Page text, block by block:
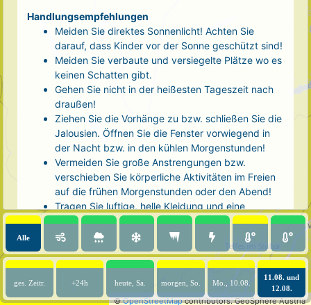
©OpenStreetMapcontributors. GeoSphere Austria
Handlungsempfehlungen
Meiden Sie direktes Sonnenlicht! Achten Sie
darauf, dass Kinder vor der Sonne geschützt sind!
Meiden Sie verbaute und versiegelte Plätze wo es
keinen Schatten gibt.
Gehen Sie nicht in der heißesten Tageszeit nach
draußen!
Ziehen Sie die Vorhänge zu bzw. schließen Sie die
Jalousien. Öffnen Sie die Fenster vorwiegend in
der Nacht bzw. in den kühlen Morgenstunden!
Vermeiden Sie große Anstrengungen bzw.
verschieben Sie körperliche Aktivitäten im Freien
auf die frühen Morgenstunden oder den Abend!
Tragen Sie luftige, helle Kleidung und eine
Kopfbedeckung!
Nehmen Sie eine kühle Dusche! Auch kalte Arm-
und Fußbäder wirken entlastend.
Trinken Sie ausreichend und regelmäßig
(mindestens 2 - 3 Liter pro Tag)! Optimal sind
Wasser, ungesüßter Tee oder mit Wasser
Alle
ges. Zeitr. +24h heute, Sa. morgen, So. Mo., 10.08.
11.08. und
12.08.